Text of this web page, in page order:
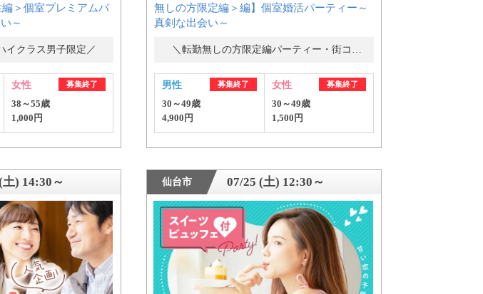
情報保護のため
イバシーマークを
しております
＞個室プレミアムパ
～
イクラス男子限定／
女性 募集終了
38～55歳
1,000円
無しの方限定編＞編】個室婚活パーティー～
真剣な出会い～
男性 募集終了
30～49歳
4,900円
女性 募集終了
30～49歳
1,500円
) 14:30～ 仙台市 07/25 (土) 12:30～